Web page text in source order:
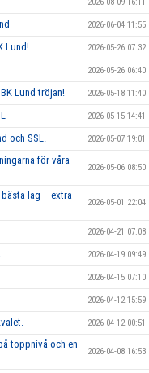
2026-06-04 11:55
Lund! 2026-05-26 07:32
2026-05-26 06:40
Lund tröjan! 2026-05-18 11:40
2026-05-15 14:41
och SSL. 2026-05-07 19:01
för våra
2026-05-06 08:50
lag – extra
2026-05-01 22:04
2026-04-21 07:08
2026-04-19 09:49
2026-04-15 07:10
2026-04-12 15:59
2026-04-12 00:51
toppnivå och en
2026-04-08 16:53